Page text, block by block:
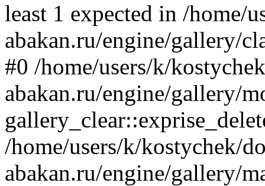
least 1 expected in /home/
abakan.ru/engine/gallery/
#0 /home/users/k/
abakan.ru/engine/gallery/
/home/users/k/kostychek/
abakan.ru/engine/gallery/